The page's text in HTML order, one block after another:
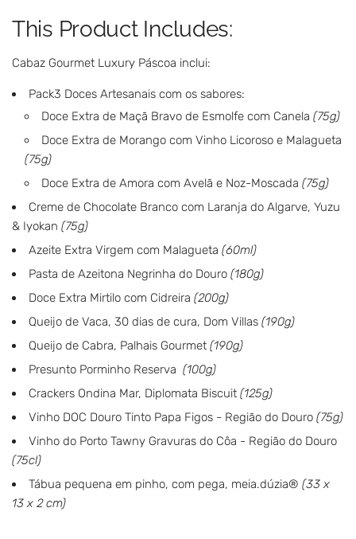
.
This Product Includes:
Cabaz Gourmet Luxury Páscoa inclui:
Pack3 Doces Artesanais com os sabores:
Doce Extra de Maçã Bravo de Esmolfe com Canela (75g)
Doce Extra de Morango com Vinho Licoroso e Malagueta
(75g)
Doce Extra de Amora com Avelã e Noz-Moscada (75g)
Creme de Chocolate Branco com Laranja do Algarve, Yuzu
& Iyokan (75g)
Azeite Extra Virgem com Malagueta (60ml)
Pasta de Azeitona Negrinha do Douro (180g)
Doce Extra Mirtilo com Cidreira (200g)
Queijo de Vaca, 30 dias de cura, Dom Villas (190g)
Queijo de Cabra, Palhais Gourmet (190g)
Presunto Porminho Reserva (100g)
Crackers Ondina Mar, Diplomata Biscuit (125g)
Vinho DOC Douro Tinto Papa Figos - Região do Douro (75g)
Vinho do Porto Tawny Gravuras do Côa - Região do Douro
(75cl)
Tábua pequena em pinho, com pega, meia.dúzia® (33 x
13 x 2 cm)